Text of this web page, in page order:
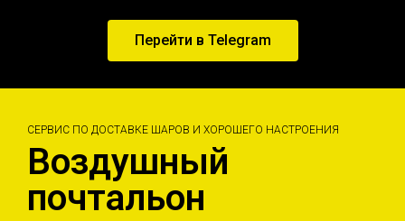
Перейти в Telegram
СЕРВИС ПО ДОСТАВКЕ ШАРОВ И ХОРОШЕГО НАСТРОЕНИЯ
Воздушный
почтальон